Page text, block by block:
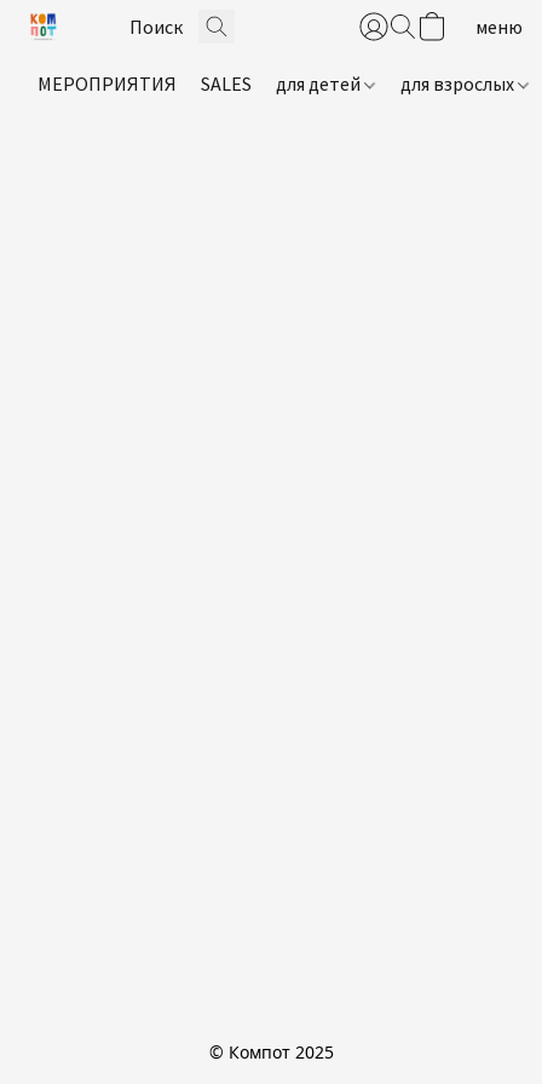
МЕРОПРИЯТИЯ SALES для детей для взрослых
© Компот 2025